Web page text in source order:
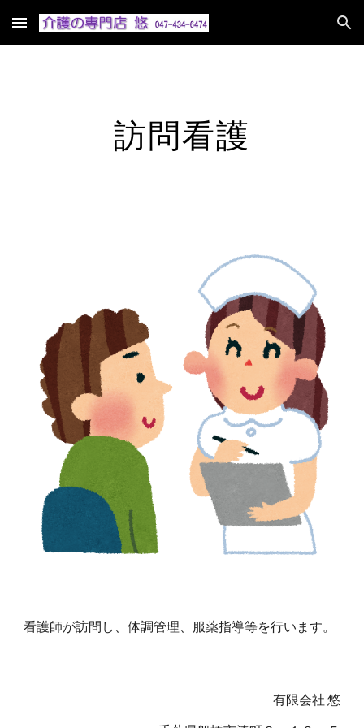
Skip to main content Skip to navigation
訪問看護
看護師が訪問し、体調管理、服薬指導等を行います。
有限会社 悠